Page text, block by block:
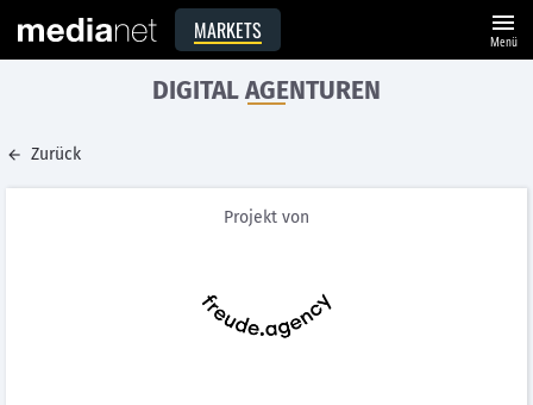
MARKETS menu
Menü
DIGITAL AGENTUREN
Zurück
Projekt von